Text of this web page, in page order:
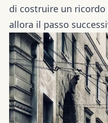
di costruire un ricordo
allora il passo